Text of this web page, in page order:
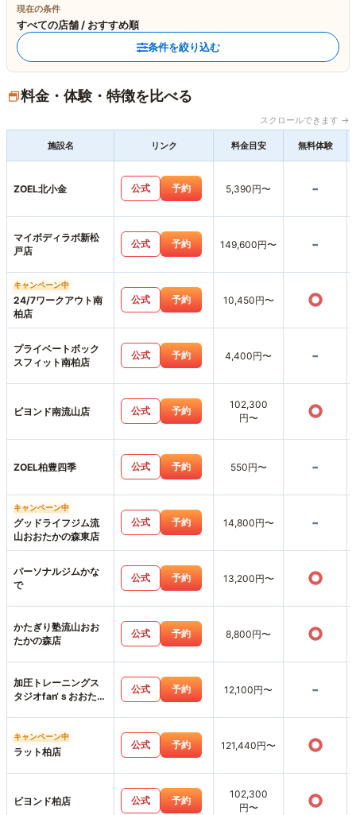
現在の条件
すべての店舗 / おすすめ順
条件を絞り込む
料金・体験・特徴を比べる
スクロールできます →
施設名 リンク 料金目安 無料体験
ZOEL北小金 公式 予約 5,390円〜 -
マイボディラボ新松
戸店
公式 予約 149,600円〜 -
キャンペーン中
24/7ワークアウト南
柏店
公式 予約 10,450円〜 ○
プライベートボック
スフィット南柏店
公式 予約 4,400円〜 -
ビヨンド南流山店 公式 予約
102,300
円〜
○
ZOEL柏豊四季 公式 予約 550円〜 -
キャンペーン中
グッドライフジム流
山おおたかの森東店
公式 予約 14,800円〜 -
パーソナルジムかな
で
公式 予約 13,200円〜 ○
かたぎり塾流山おお
たかの森店
公式 予約 8,800円〜 ○
加圧トレーニングス
タジオfan‘ｓおおたか
公式 予約 12,100円〜 -
キャンペーン中
ラット柏店
公式 予約 121,440円〜 ○
ビヨンド柏店 公式 予約
102,300
円〜
○